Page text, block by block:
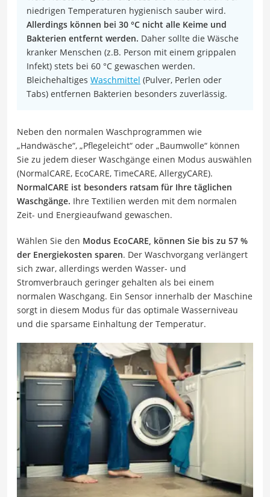
niedrigen Temperaturen hygienisch sauber wird.
Allerdings können bei 30 °C nicht alle Keime und
Bakterien entfernt werden. Daher sollte die Wäsche
kranker Menschen (z.B. Person mit einem grippalen
Infekt) stets bei 60 °C gewaschen werden.
Bleichehaltiges Waschmittel (Pulver, Perlen oder
Tabs) entfernen Bakterien besonders zuverlässig.
Neben den normalen Waschprogrammen wie
„Handwäsche“, „Pflegeleicht“ oder „Baumwolle“ können
Sie zu jedem dieser Waschgänge einen Modus auswählen
(NormalCARE, EcoCARE, TimeCARE, AllergyCARE).
NormalCARE ist besonders ratsam für Ihre täglichen
Waschgänge. Ihre Textilien werden mit dem normalen
Zeit- und Energieaufwand gewaschen.
Wählen Sie den Modus EcoCARE, können Sie bis zu 57 %
der Energiekosten sparen. Der Waschvorgang verlängert
sich zwar, allerdings werden Wasser- und
Stromverbrauch geringer gehalten als bei einem
normalen Waschgang. Ein Sensor innerhalb der Maschine
sorgt in diesem Modus für das optimale Wasserniveau
und die sparsame Einhaltung der Temperatur.